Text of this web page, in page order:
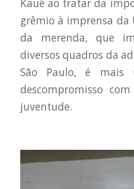
Kauê ao tratar da
grêmio à imprensa da
da merenda, que
diversos quadros da
São Paulo, é
descompromisso
juventude.